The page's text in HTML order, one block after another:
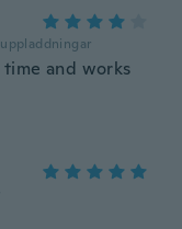
uppladdningar
and works